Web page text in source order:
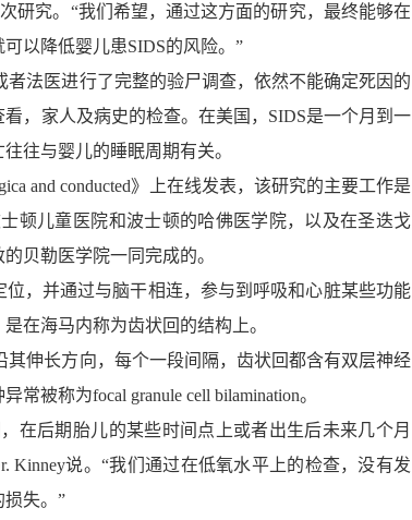
研究。“我们希望，通过这方面的研究，最终能够在
以降低婴儿患SIDS的风险。”
法医进行了完整的验尸调查，依然不能确定死因的
，家人及病史的检查。在美国，SIDS是一个月到一
往与婴儿的睡眠周期有关。
and conducted》上在线发表，该研究的主要工作是
顿儿童医院和波士顿的哈佛医学院，以及在圣迭戈
贝勒医学院一同完成的。
并通过与脑干相连，参与到呼吸和心脏某些功能
在海马内称为齿状回的结构上。
伸长方向，每个一段间隔，齿状回都含有双层神经
被称为focal granule cell bilamination。
后期胎儿的某些时间点上或者出生后未来几个月
Kinney说。“我们通过在低氧水平上的检查，没有发
失。”